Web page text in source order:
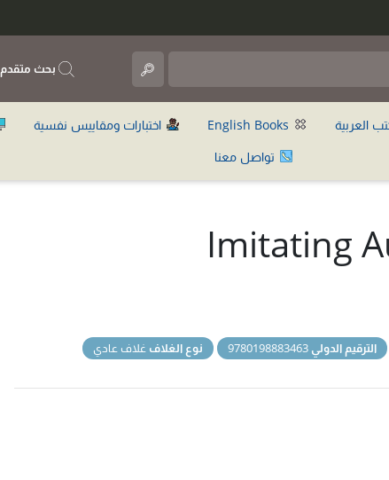
بحث متقدم
العربية اختبارات ومقاييس نفسية
تواصل معنا
Imitating
الترقيم الدولي نوع الغلاف غلاف عادي